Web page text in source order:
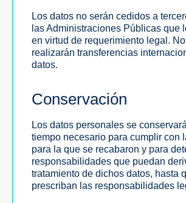
Los datos no serán cedidos a
las Administraciones Públicas que
en virtud de requerimiento legal.
realizarán transferencias
datos.
Conservación
Los datos personales se
tiempo necesario para cumplir con
para la que se recabaron y para
responsabilidades que puedan
tratamiento de dichos datos, hasta
prescriban las responsabilidades